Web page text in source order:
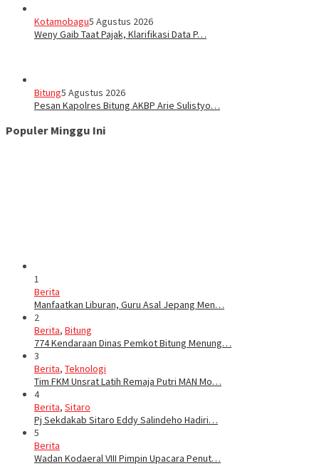
Kotamobagu5 Agustus 2026
Weny Gaib Taat Pajak, Klarifikasi Data P…
Bitung5 Agustus 2026
Pesan Kapolres Bitung AKBP Arie Sulistyo…
Populer Minggu Ini
1
Berita
Manfaatkan Liburan, Guru Asal Jepang Men…
2
Berita, Bitung
774 Kendaraan Dinas Pemkot Bitung Menung…
3
Berita, Teknologi
Tim FKM Unsrat Latih Remaja Putri MAN Mo…
4
Berita, Sitaro
Pj Sekdakab Sitaro Eddy Salindeho Hadiri…
5
Berita
Wadan Kodaeral VIII Pimpin Upacara Penut…